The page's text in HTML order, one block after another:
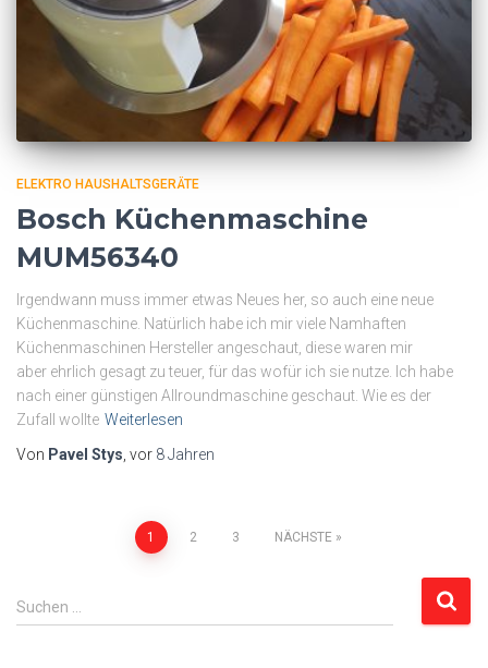
ELEKTRO HAUSHALTSGERÄTE
Bosch Küchenmaschine
MUM56340
Irgendwann muss immer etwas Neues her, so auch eine neue
Küchenmaschine. Natürlich habe ich mir viele Namhaften
Küchenmaschinen Hersteller angeschaut, diese waren mir
aber ehrlich gesagt zu teuer, für das wofür ich sie nutze. Ich habe
nach einer günstigen Allroundmaschine geschaut. Wie es der
Zufall wollte Weiterlesen
Von Pavel Stys , vor 8 Jahren
Seitennummerierung
der
1 2 3 NÄCHSTE
S
u
Suchen …